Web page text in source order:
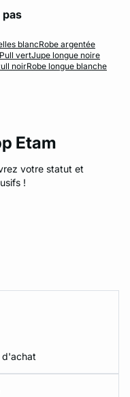
pas
blancRobe argentée
Pull vertJupe longue noire
noirRobe longue blanche
Etam
votre statut et
!
d'achat